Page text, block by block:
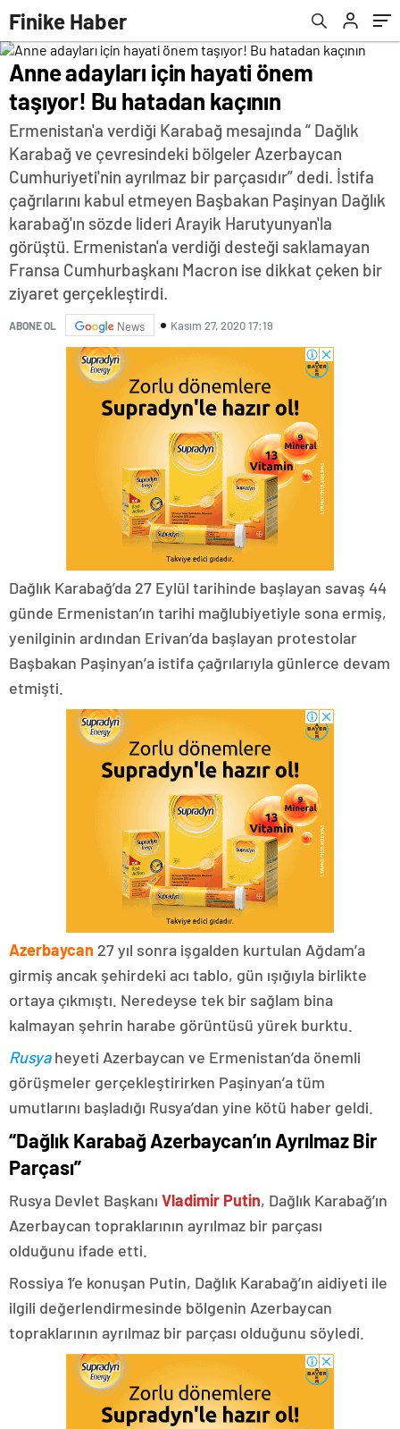
Finike Haber
Anne adayları için hayati önem
taşıyor! Bu hatadan kaçının
Ermenistan'a verdiği Karabağ mesajında “ Dağlık
Karabağ ve çevresindeki bölgeler Azerbaycan
Cumhuriyeti'nin ayrılmaz bir parçasıdır” dedi. İstifa
çağrılarını kabul etmeyen Başbakan Paşinyan Dağlık
karabağ'ın sözde lideri Arayik Harutyunyan'la
görüştü. Ermenistan'a verdiği desteği saklamayan
Fransa Cumhurbaşkanı Macron ise dikkat çeken bir
ziyaret gerçekleştirdi.
ABONE OL News Kasım 27, 2020 17:19
Dağlık Karabağ’da 27 Eylül tarihinde başlayan savaş 44
günde Ermenistan’ın tarihi mağlubiyetiyle sona ermiş,
yenilginin ardından Erivan’da başlayan protestolar
Başbakan Paşinyan’a istifa çağrılarıyla günlerce devam
etmişti.
Azerbaycan 27 yıl sonra işgalden kurtulan Ağdam’a
girmiş ancak şehirdeki acı tablo, gün ışığıyla birlikte
ortaya çıkmıştı. Neredeyse tek bir sağlam bina
kalmayan şehrin harabe görüntüsü yürek burktu.
Rusyaheyeti Azerbaycan ve Ermenistan’da önemli
görüşmeler gerçekleştirirken Paşinyan’a tüm
umutlarını başladığı Rusya’dan yine kötü haber geldi.
“Dağlık Karabağ Azerbaycan’ın Ayrılmaz Bir
Parçası”
Rusya Devlet Başkanı Vladimir Putin, Dağlık Karabağ’ın
Azerbaycan topraklarının ayrılmaz bir parçası
olduğunu ifade etti.
Rossiya 1’e konuşan Putin, Dağlık Karabağ’ın aidiyeti ile
ilgili değerlendirmesinde bölgenin Azerbaycan
topraklarının ayrılmaz bir parçası olduğunu söyledi.